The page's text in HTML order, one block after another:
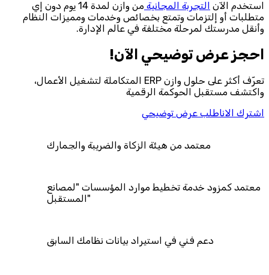
استخدم الآن التجربة المجانية
من وازن لمدة 14 يوم دون إي
متطلبات أو إلتزمات وتمتع بخصائص وخدمات ومميزات النظام
وأنقل مدرستك لمرحلة مختلفة في عالم الإدارة.
احجز‎ عرض توضيحي الآن!
تعرّف أكثر على حلول وازن ERP المتكاملة لتشغيل الأعمال،
واكتشف مستقبل الحوكمة الرقمية
اشترك الاناطلب عرض توضيحي
معتمد من هيئة الزكاة والضريبة والجمارك
معتمد كمزود خدمة تخطيط موارد المؤسسات "لمصانع
المستقبل"
دعم فني في استيراد بيانات نظامك السابق